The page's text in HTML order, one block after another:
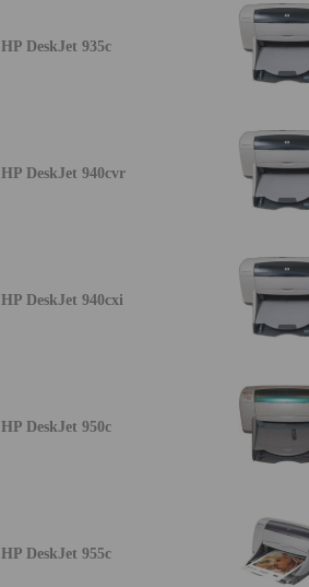
HP DeskJet 935c
HP DeskJet 940cvr
HP DeskJet 940cxi
HP DeskJet 950c
HP DeskJet 955c